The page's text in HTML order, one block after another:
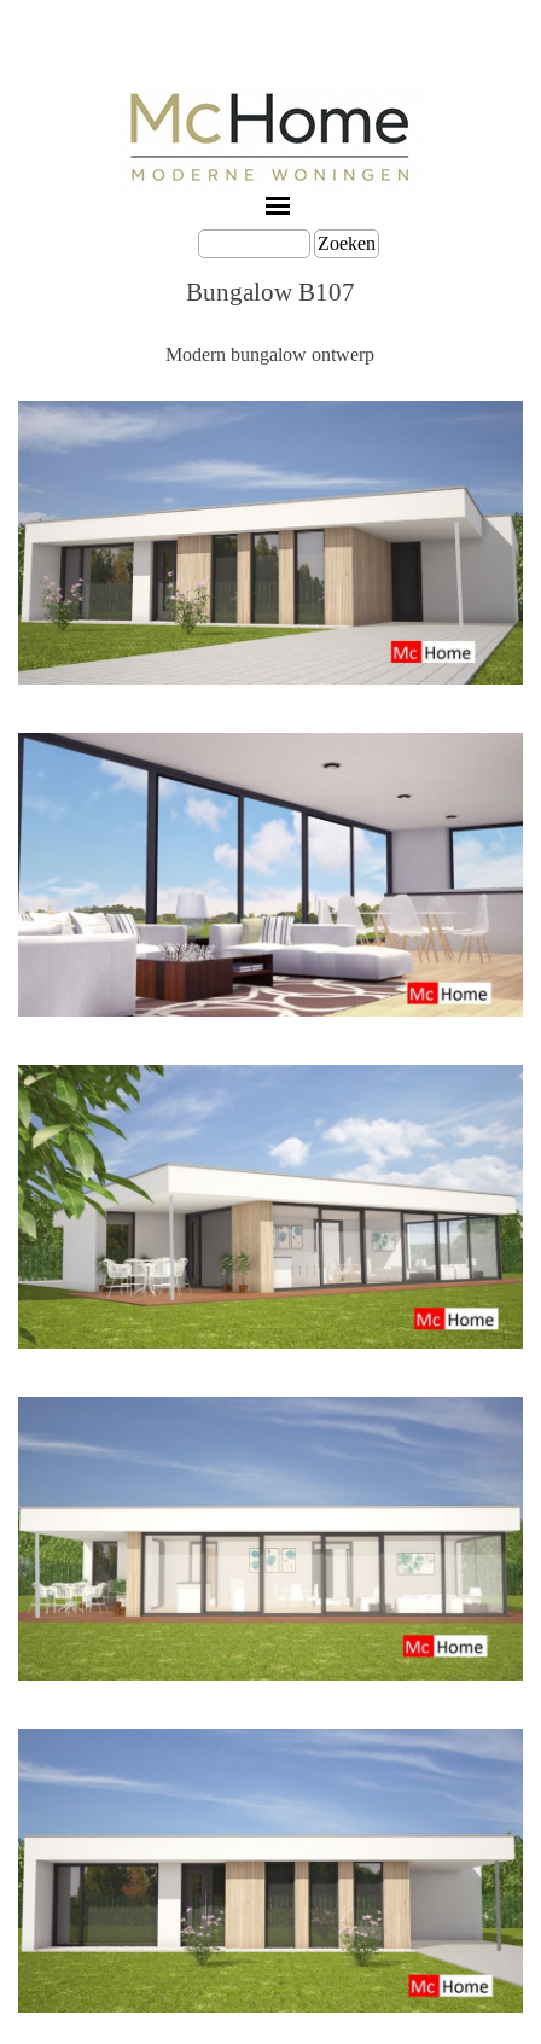
Zoeken
Bungalow B107
Modern bungalow ontwerp